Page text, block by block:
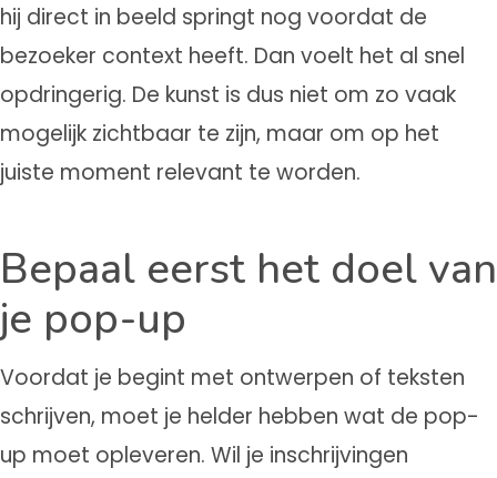
hij direct in beeld springt nog voordat de
bezoeker context heeft. Dan voelt het al snel
opdringerig. De kunst is dus niet om zo vaak
mogelijk zichtbaar te zijn, maar om op het
juiste moment relevant te worden.
Bepaal eerst het doel van
je pop-up
Voordat je begint met ontwerpen of teksten
schrijven, moet je helder hebben wat de pop-
up moet opleveren. Wil je inschrijvingen